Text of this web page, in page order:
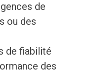
de
ou des
de fiabilité
des